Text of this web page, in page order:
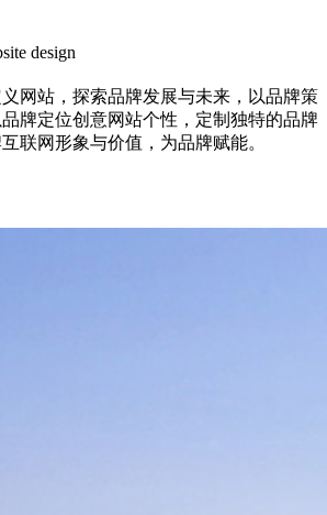
design
网站，探索品牌发展与未来，以品牌策
牌定位创意网站个性，定制独特的品牌
联网形象与价值，为品牌赋能。